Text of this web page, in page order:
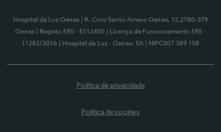
Hospital da Luz Oeiras
| R. Coro Santo Amaro Oeiras, 12,2780-379
Oeiras
| Registo ERS - E112405
| Licença de Funcionamento ERS -
11282/2016
| Hospital da Luz - Oeiras, SA | NIPC507 389 158
Política de privacidade
Política de cookies